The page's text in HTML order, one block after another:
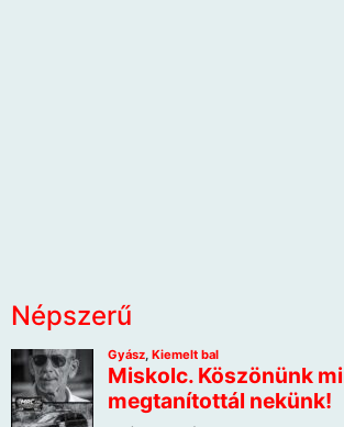
Népszerű